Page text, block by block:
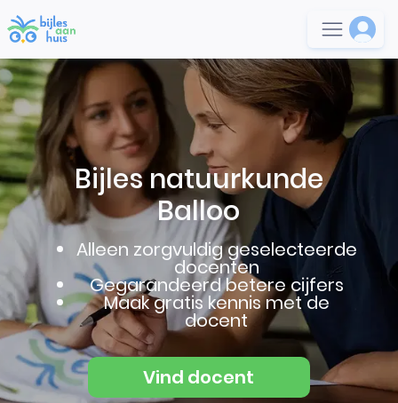
Bijles natuurkunde
Balloo
Alleen zorgvuldig geselecteerde
docenten
Gegarandeerd betere cijfers
Maak gratis kennis met de
docent
Vind docent